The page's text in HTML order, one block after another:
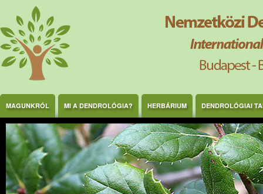
Ugrás a tartalomra
MAGUNKRÓL MI A DENDROLÓGIA? HERBÁRIUM DENDROLÓGIAI